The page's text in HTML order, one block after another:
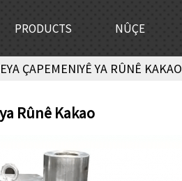
PRODUCTS NÛÇE
ÇAPEMENIYÊ YA RÛNÊ KAKAO
Rûnê Kakao